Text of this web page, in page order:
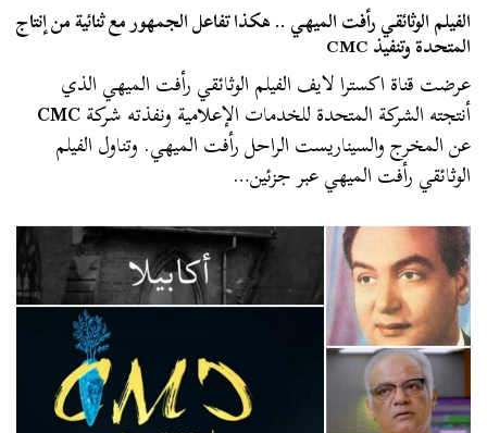
الفيلم الوثائقي رأفت الميهي .. هكذا تفاعل الجمهور مع ثنائية من إنتاج
المتحدة وتنفيذ CMC
عرضت قناة اكسترا لايف الفيلم الوثائقي رأفت الميهي الذي
أنتجته الشركة المتحدة للخدمات الإعلامية ونفذته شركةCMC
عن المخرج والسيناريست الراحل رأفت الميهي. وتناول الفيلم
الوثائقي رأفت الميهي عبر جزئين…